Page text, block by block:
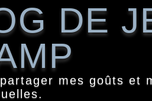
DE
mes goûts et